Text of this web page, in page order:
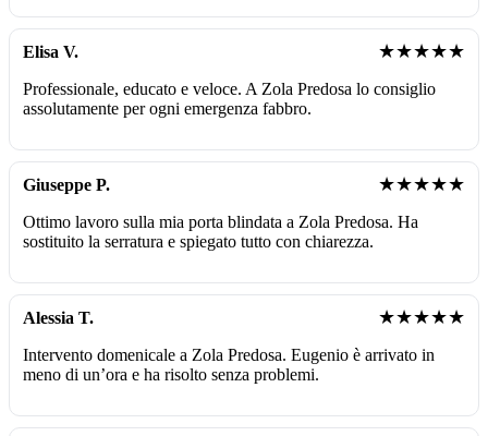
Elisa V. ★★★★★
Professionale, educato e veloce. A Zola Predosa lo consiglio
assolutamente per ogni emergenza fabbro.
Giuseppe P. ★★★★★
Ottimo lavoro sulla mia porta blindata a Zola Predosa. Ha
sostituito la serratura e spiegato tutto con chiarezza.
Alessia T. ★★★★★
Intervento domenicale a Zola Predosa. Eugenio è arrivato in
meno di un’ora e ha risolto senza problemi.